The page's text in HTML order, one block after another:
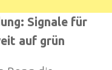
Signale für
auf grün